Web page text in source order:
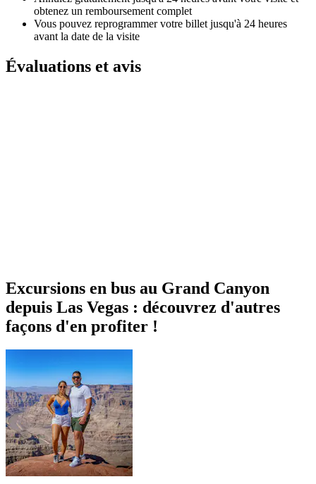
obtenez un remboursement complet
Vous pouvez reprogrammer votre billet jusqu'à 24 heures
avant la date de la visite
Évaluations et avis
Excursions en bus au Grand Canyon
depuis Las Vegas : découvrez d'autres
façons d'en profiter !